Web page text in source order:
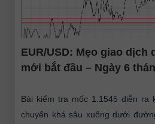
EUR/USD: Mẹo giao dịch
mới bắt đầu – Ngày 6
Bài kiểm tra mốc 1.1545 diễn ra
chuyển khá sâu xuống dưới